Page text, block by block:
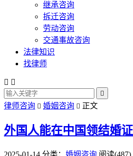
继承咨询
拆迁咨询
劳动咨询
交通事故咨询
法律知识
找律师
 

律师咨询  婚姻咨询  正文
外国人能在中国领结婚证
2025-01-14 分类： 婚姻咨询 阅读(487)